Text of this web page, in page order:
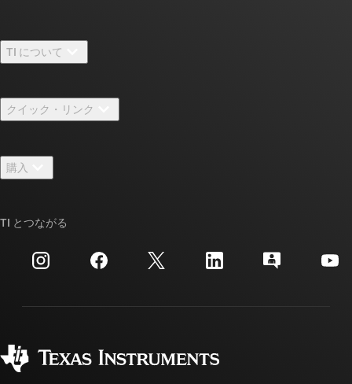
TI について
採用情報
ニュース
イベント
投資家向け情報
クイック・リンク
TI E2E™ 設計サポート・フォーラム
クロスリファレンス検索
カスタマー・サポート・センター
myTI アカウントの FAQ
購入
ご注文に関する FAQ
TI とつながる